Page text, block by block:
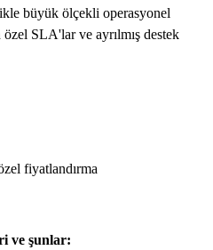
büyük ölçekli operasyonel
SLA'lar ve ayrılmış destek
fiyatlandırma
ve şunlar: